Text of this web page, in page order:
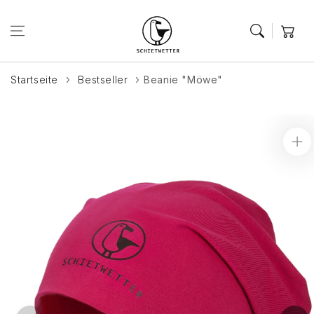
springen
Startseite Bestseller Beanie "Möwe"